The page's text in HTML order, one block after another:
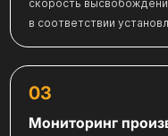
скорость
в соответствии
03
Мониторинг